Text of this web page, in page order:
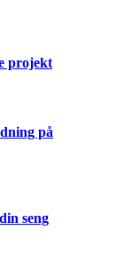
projekt
på
seng